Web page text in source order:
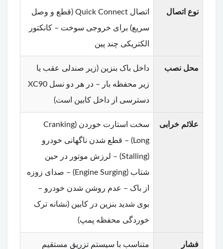
نوع اتصال
اتصال Quick Connect (قطع و وصل
سریع) برای خروجی سوخت – کانکتور
الکتریکی چند پین
محل نصب
داخل باک بنزین (زیر صندلی عقب یا
زیر محفظه بار – در هر دو نسل XC90
دسترسی از داخل کابین است)
علائم خرابی
سخت استارت خوردن (Cranking
Long) – قطع شدن ناگهانی خودرو
(Stalling) – لرزش موتور در حین
شتاب (Engine Surging) – صدای زوزه
از باک – عدم روشن شدن خودرو –
بوی شدید بنزین در کابین (نشانه ترک
خوردگی محفظه پمپ)
فشار
متناسب با سیستم تزریق مستقیم